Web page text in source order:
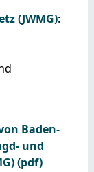
(JWMG):
Baden-
und
(pdf)